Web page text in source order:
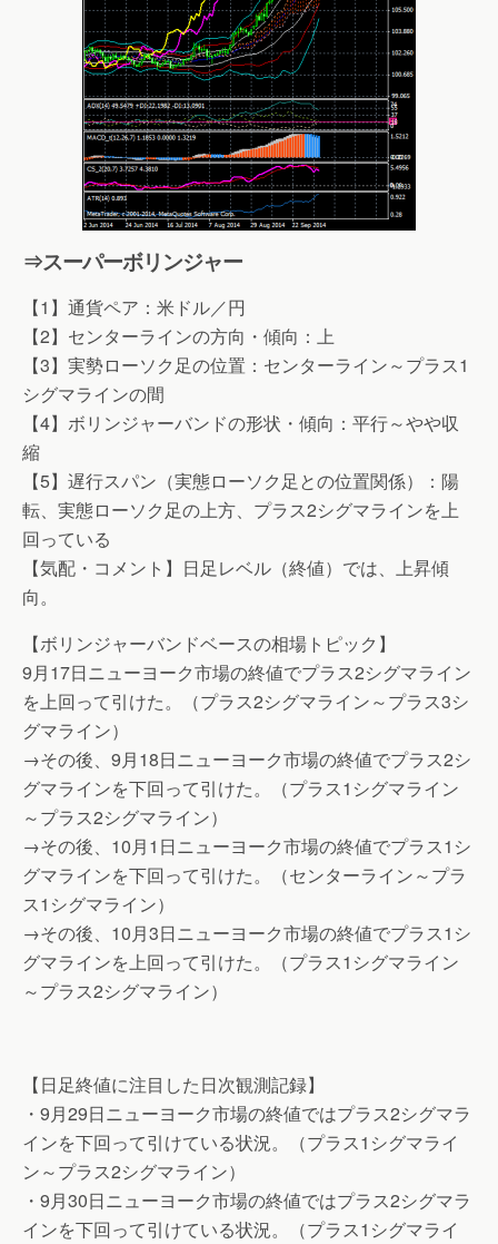
⇒スーパーボリンジャー
【1】通貨ペア：米ドル／円
【2】センターラインの方向・傾向：上
【3】実勢ローソク足の位置：センターライン～プラス1
シグマラインの間
【4】ボリンジャーバンドの形状・傾向：平行～やや収
縮
【5】遅行スパン（実態ローソク足との位置関係）：陽
転、実態ローソク足の上方、プラス2シグマラインを上
回っている
【気配・コメント】日足レベル（終値）では、上昇傾
向。
【ボリンジャーバンドベースの相場トピック】
9月17日ニューヨーク市場の終値でプラス2シグマライン
を上回って引けた。（プラス2シグマライン～プラス3シ
グマライン）
→その後、9月18日ニューヨーク市場の終値でプラス2シ
グマラインを下回って引けた。（プラス1シグマライン
～プラス2シグマライン）
→その後、10月1日ニューヨーク市場の終値でプラス1シ
グマラインを下回って引けた。（センターライン～プラ
ス1シグマライン）
→その後、10月3日ニューヨーク市場の終値でプラス1シ
グマラインを上回って引けた。（プラス1シグマライン
～プラス2シグマライン）
【日足終値に注目した日次観測記録】
・9月29日ニューヨーク市場の終値ではプラス2シグマラ
インを下回って引けている状況。（プラス1シグマライ
ン～プラス2シグマライン）
・9月30日ニューヨーク市場の終値ではプラス2シグマラ
インを下回って引けている状況。（プラス1シグマライ